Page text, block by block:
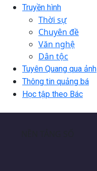
Truyền hình
Thời sự
Chuyên đề
Văn nghệ
Dân tộc
Tuyên Quang qua ảnh
Thông tin quảng bá
Học tập theo Bác